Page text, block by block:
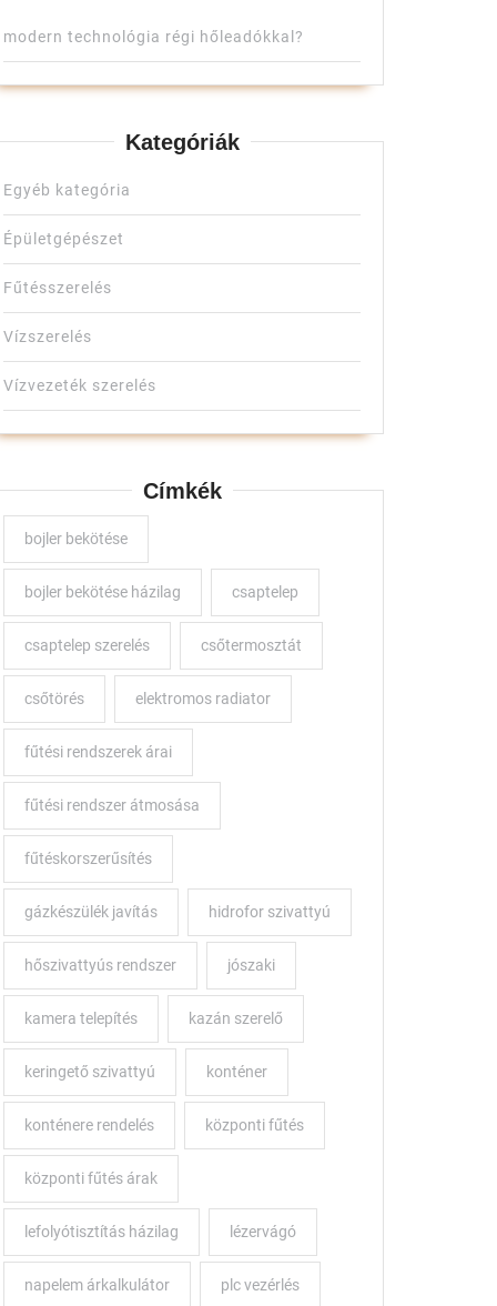
modern technológia régi hőleadókkal?
Kategóriák
Egyéb kategória
Épületgépészet
Fűtésszerelés
Vízszerelés
Vízvezeték szerelés
Címkék
bojler bekötése
bojler bekötése házilag csaptelep
csaptelep szerelés csőtermosztát
csőtörés elektromos radiator
fűtési rendszerek árai
fűtési rendszer átmosása
fűtéskorszerűsítés
gázkészülék javítás hidrofor szivattyú
hőszivattyús rendszer jószaki
kamera telepítés kazán szerelő
keringető szivattyú konténer
konténere rendelés központi fűtés
központi fűtés árak
lefolyótisztítás házilag lézervágó
napelem árkalkulátor plc vezérlés